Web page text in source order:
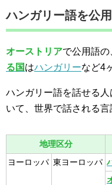
ハンガリー語を公
オーストリアで公用語の
る国はハンガリーなど4
ハンガリー語を話せる
いて、世界で話される言
地理区分
ヨーロッパ 東ヨーロッパ